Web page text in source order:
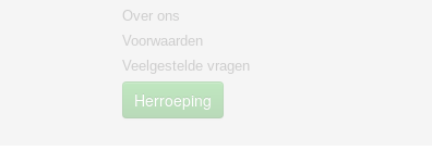
Over ons
Voorwaarden
Veelgestelde vragen
Herroeping